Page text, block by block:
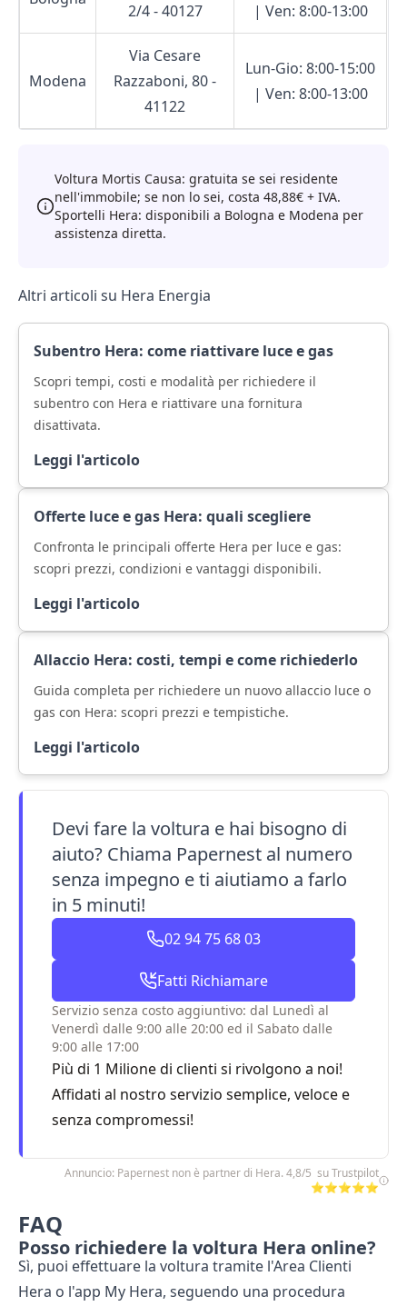
2/4 - 40127 | Ven: 8:00-13:00
Modena
Via Cesare
Razzaboni, 80 -
41122
Lun-Gio: 8:00-15:00
| Ven: 8:00-13:00
Voltura Mortis Causa: gratuita se sei residente
nell'immobile; se non lo sei, costa 48,88€ + IVA.
Sportelli Hera: disponibili a Bologna e Modena per
assistenza diretta.
Altri articoli su Hera Energia
Subentro Hera: come riattivare luce e gas
Scopri tempi, costi e modalità per richiedere il
subentro con Hera e riattivare una fornitura
disattivata.
Leggi l'articolo
Offerte luce e gas Hera: quali scegliere
Confronta le principali offerte Hera per luce e gas:
scopri prezzi, condizioni e vantaggi disponibili.
Leggi l'articolo
Allaccio Hera: costi, tempi e come richiederlo
Guida completa per richiedere un nuovo allaccio luce o
gas con Hera: scopri prezzi e tempistiche.
Leggi l'articolo
Devi fare la voltura e hai bisogno di
aiuto? Chiama Papernest al numero
senza impegno e ti aiutiamo a farlo
in 5 minuti!
02 94 75 68 03
Fatti Richiamare
Servizio senza costo aggiuntivo: dal Lunedì al
Venerdì dalle 9:00 alle 20:00 ed il Sabato dalle
9:00 alle 17:00
Più di 1 Milione di clienti si rivolgono a noi!
Affidati al nostro servizio semplice, veloce e
senza compromessi!
Annuncio: Papernest non è partner di Hera. 4,8/5 su Trustpilot
⭐⭐⭐⭐⭐
FAQ
Posso richiedere la voltura Hera online?
Sì, puoi effettuare la voltura tramite l'Area Clienti
Hera o l'app My Hera, seguendo una procedura